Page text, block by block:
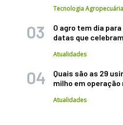
Tecnologia Agropecuária
O agro tem dia
datas que
Atualidades
Quais são as 29
milho em operação
Atualidades